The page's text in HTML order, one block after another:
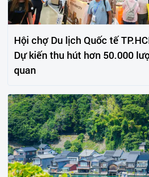
Hội chợ Du lịch Quốc tế
Dự kiến thu hút hơn 50.000
quan